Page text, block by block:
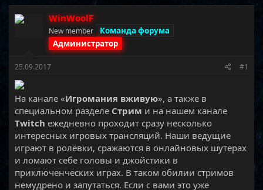
т
о
р
ы
т
а
н
а
ч
WinWoolF
New member
Команда форума
Администратор
25.09.2017 #1
На канале «Игромания вживую», а также в
специальном разделе Стрим и на нашем канале
Twitch ежедневно проходит сразу несколько
интересных игровых трансляций. Наши ведущие
играют в ролёвки, сражаются в онлайновых шутерах
и ломают себе головы и джойстики в
приключенческих играх. В таком обилии стримов
немудрено и запутаться. Если с вами это уже